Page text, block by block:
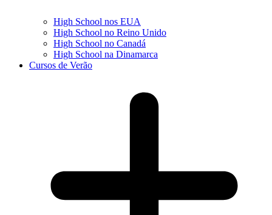
High School nos EUA
High School no Reino Unido
High School no Canadá
High School na Dinamarca
Cursos de Verão